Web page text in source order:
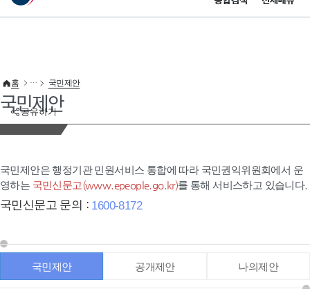
이 누리집은 대한민국 공식 전자정부 누리집입니다.
공유하기
홈 국민제안
국민제안
국민제안은 행정기관 민원서비스 통합에 따라 국민권익위원회에서 운
영하는 국민신문고(www.epeople.go.kr)를 통해 서비스하고 있습니다.
국민신문고 문의 : 1600-8172
국민제안 공개제안 나의제안